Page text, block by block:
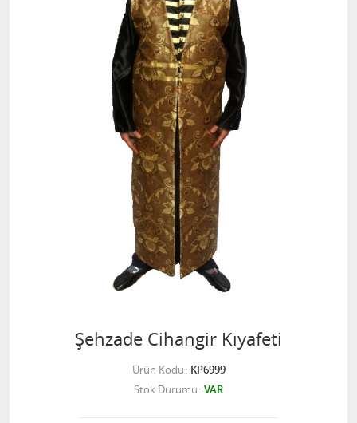
Şehzade Cihangir Kıyafeti
Ürün Kodu KP6999
Stok Durumu VAR